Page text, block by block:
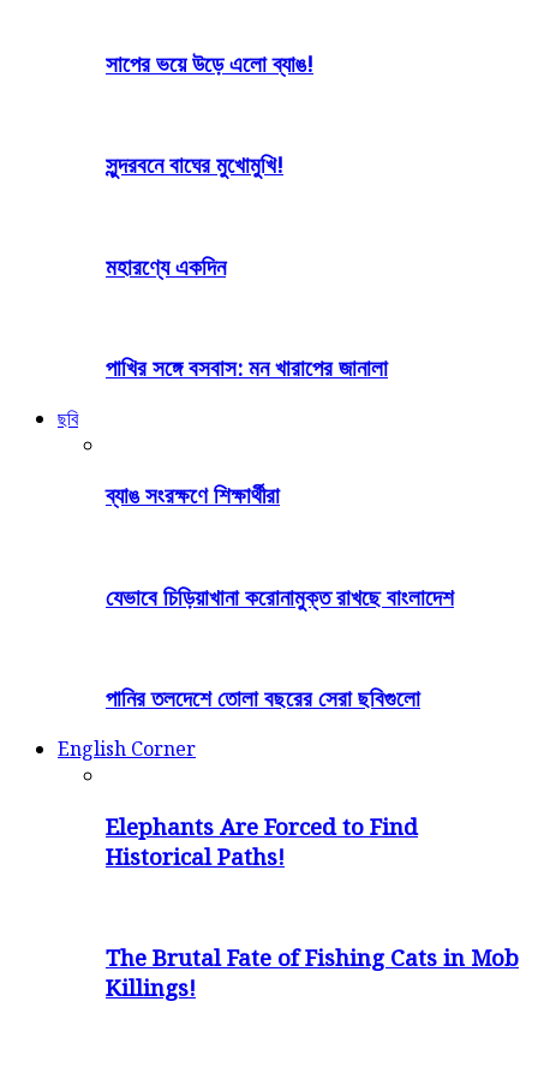
সাপের ভয়ে উড়ে এলো ব্যাঙ!
সুন্দরবনে বাঘের মুখোমুখি!
মহারণ্যে একদিন
পাখির সঙ্গে বসবাস: মন খারাপের জানালা
ছবি
ব্যাঙ সংরক্ষণে শিক্ষার্থীরা
যেভাবে চিড়িয়াখানা করোনামুক্ত রাখছে বাংলাদেশ
পানির তলদেশে তোলা বছরের সেরা ছবিগুলো
English Corner
Elephants Are Forced to Find
Historical Paths!
The Brutal Fate of Fishing Cats in Mob
Killings!